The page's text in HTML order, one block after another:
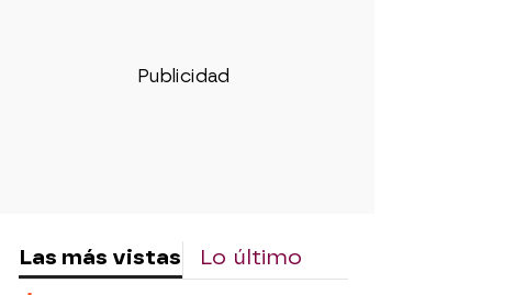
Las más vistas Lo último